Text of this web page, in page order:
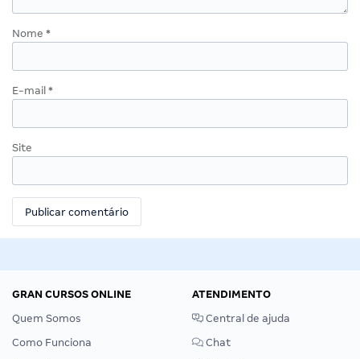
Nome *
E-mail *
Site
GRAN CURSOS ONLINE
Quem Somos
Como Funciona
ATENDIMENTO
Central de ajuda
Chat